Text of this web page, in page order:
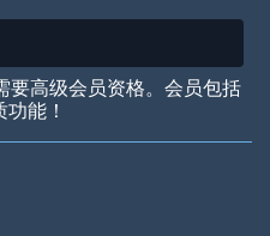
要高级会员资格。会员包括
能！